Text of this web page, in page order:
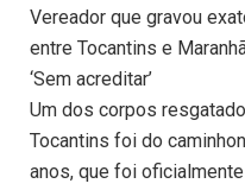
Vereador que gravou
entre Tocantins e
‘Sem acreditar’
Um dos corpos
Tocantins foi do
anos, que foi